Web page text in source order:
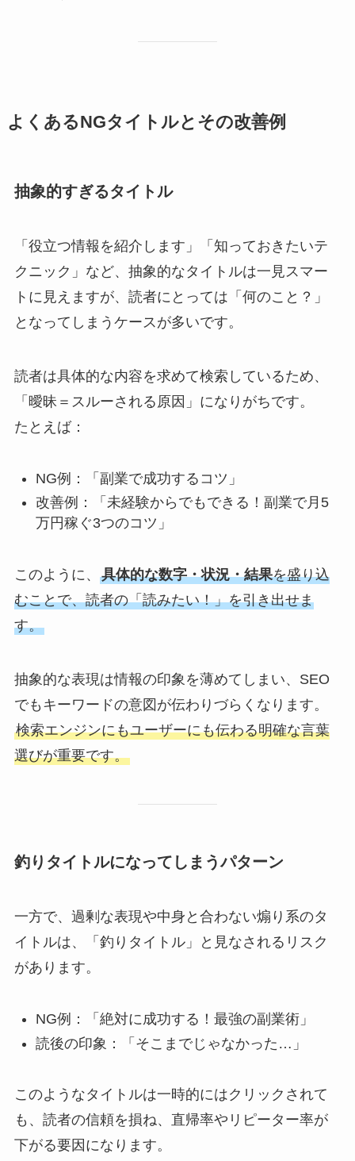
よくあるNGタイトルとその改善例
抽象的すぎるタイトル
「役立つ情報を紹介します」「知っておきたいテ
クニック」など、抽象的なタイトルは一見スマー
トに見えますが、読者にとっては「何のこと？」
となってしまうケースが多いです。
読者は具体的な内容を求めて検索しているため、
「曖昧＝スルーされる原因」になりがちです。
たとえば：
NG例：「副業で成功するコツ」
改善例：「未経験からでもできる！副業で月5
万円稼ぐ3つのコツ」
このように、 具体的な数字・状況・結果を盛り込
むことで、読者の「読みたい！」を引き出せま
す。
抽象的な表現は情報の印象を薄めてしまい、SEO
でもキーワードの意図が伝わりづらくなります。
検索エンジンにもユーザーにも伝わる明確な言葉
選びが重要です。
釣りタイトルになってしまうパターン
一方で、過剰な表現や中身と合わない煽り系のタ
イトルは、「釣りタイトル」と見なされるリスク
があります。
NG例：「絶対に成功する！最強の副業術」
読後の印象：「そこまでじゃなかった…」
このようなタイトルは一時的にはクリックされて
も、読者の信頼を損ね、直帰率やリピーター率が
下がる要因になります。